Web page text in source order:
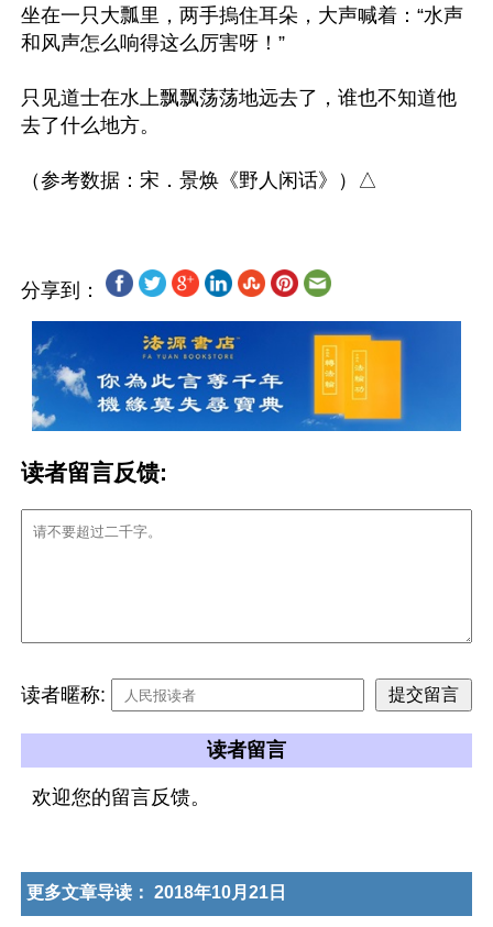
坐在一只大瓢里，两手摀住耳朵，大声喊着：“水声
和风声怎么响得这么厉害呀！”
只见道士在水上飘飘荡荡地远去了，谁也不知道他
去了什么地方。
分享到：
读者留言反馈:
读者暱称:
读者留言
欢迎您的留言反馈。
更多文章导读： 2018年10月21日